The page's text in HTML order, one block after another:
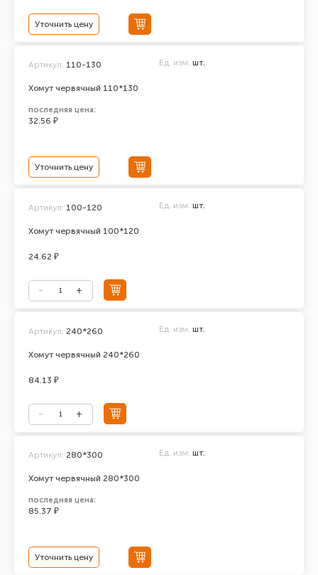
Уточнить цену
Хомут червячный 110*130
Артикул: 110-130 Ед. изм. шт.
последняя цена:
32.56 ₽
Уточнить цену
Хомут червячный 100*120
Артикул: 100-120 Ед. изм. шт.
24.62 ₽
Хомут червячный 240*260
Артикул: 240*260 Ед. изм. шт.
84.13 ₽
Хомут червячный 280*300
Артикул: 280*300 Ед. изм. шт.
последняя цена:
85.37 ₽
Уточнить цену